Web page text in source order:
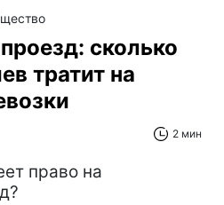
сколько
тратит на
2 мин
право на